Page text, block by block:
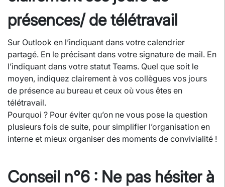
présences/ de télétravail
Sur Outlook en l’indiquant dans votre calendrier
partagé. En le précisant dans votre signature de mail. En
l’indiquant dans votre statut Teams. Quel que soit le
moyen, indiquez clairement à vos collègues vos jours
de présence au bureau et ceux où vous êtes en
télétravail.
Pourquoi ? Pour éviter qu’on ne vous pose la question
plusieurs fois de suite, pour simplifier l’organisation en
interne et mieux organiser des moments de convivialité !
Conseil n°6 : Ne pas hésiter à